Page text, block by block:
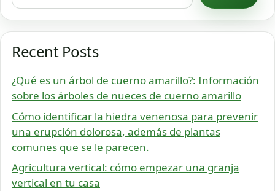
Recent Posts
¿Qué es un árbol de cuerno amarillo?: Información
sobre los árboles de nueces de cuerno amarillo
Cómo identificar la hiedra venenosa para prevenir
una erupción dolorosa, además de plantas
comunes que se le parecen.
Agricultura vertical: cómo empezar una granja
vertical en tu casa